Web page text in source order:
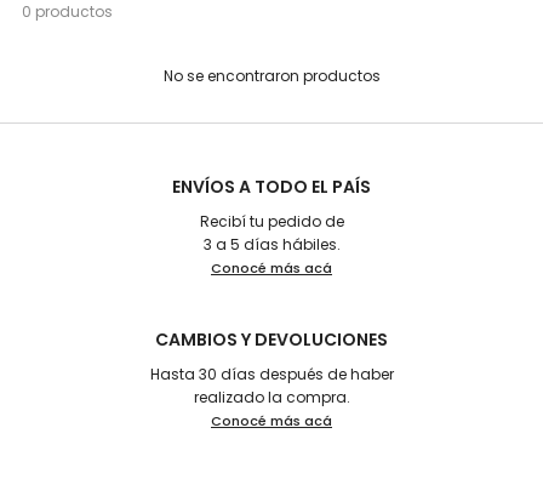
0 productos
No se encontraron productos
ENVÍOS A TODO EL PAÍS
Recibí tu pedido de
3 a 5 días hábiles.
Conocé más acá
CAMBIOS Y DEVOLUCIONES
Hasta 30 días después de haber
realizado la compra.
Conocé más acá